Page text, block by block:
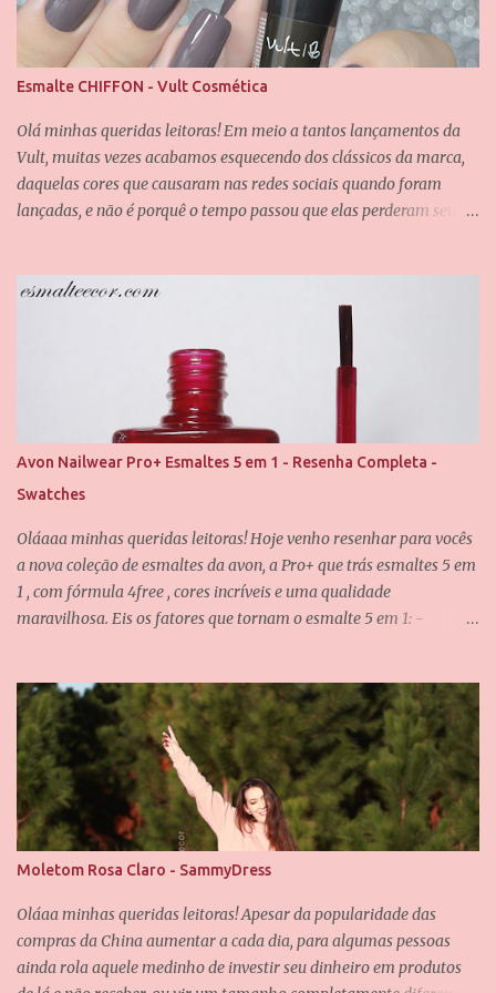
e
á
r
o
Esmalte CHIFFON - Vult Cosmética
Olá minhas queridas leitoras! Em meio a tantos lançamentos da
Vult, muitas vezes acabamos esquecendo dos clássicos da marca,
daquelas cores que causaram nas redes sociais quando foram
lançadas, e não é porquê o tempo passou que elas perderam seu
grandes mudanças dependendo da iluminação, mas que
dificilmente desagrada alguém. Foram usadas duas camadas para
obter essa cobertura, e uma camada do verniz da Saloon para
abrir esse brilho espelhado. E agora eu quero que vocês me
contem, qual é o seu esmalte clássico da Vult favorito? Até o
próximo post, amores.
Avon Nailwear Pro+ Esmaltes 5 em 1 - Resenha Completa -
Swatches
Oláaaa minhas queridas leitoras! Hoje venho resenhar para vocês
a nova coleção de esmaltes da avon, a Pro+ que trás esmaltes 5 em
1 , com fórmula 4free , cores incríveis e uma qualidade
maravilhosa. Eis os fatores que tornam o esmalte 5 em 1: -
é incrível, ele é achatado e tem as cerdas bem macias, não
deixando o esmalte "arranhado" quando passamos nas unhas. A
fórmula dos esmaltes é 4free , traduzindo, é livre de 4 substâncias
que podem fazer mal as unhas e são causadoras de alergias...
Essas substâncias são: formaldeído, tolueno, DBP e Resina . As
demais informações sobre os esmaltes estão na caixinha, como a
composição e a validade. Os esmaltes vem nessa caixinha preta e
chique, fora o próprio vidrinho dos esmaltes que é muito lindo
também. A coleção possuí oito esmaltes na linha regular e dois de
edição limitada, vou mostrar p...
Moletom Rosa Claro - SammyDress
Oláaa minhas queridas leitoras! Apesar da popularidade das
compras da China aumentar a cada dia, para algumas pessoas
ainda rola aquele medinho de investir seu dinheiro em produtos